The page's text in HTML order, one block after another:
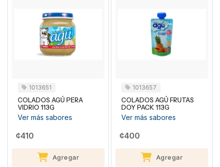
1013651
COLADOS AGÚ PERA
VIDRIO 113G
Ver más sabores
¢410
Agregar
1013657
COLADOS AGÚ FRUTAS
DOY PACK 113G
Ver más sabores
¢400
Agregar